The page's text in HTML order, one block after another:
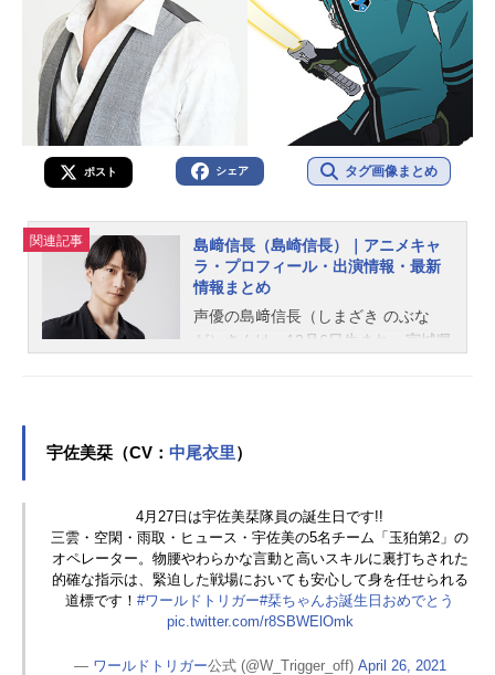
ポスト シェア タグ画像まとめ
関連記事
島﨑信長（島崎信長）｜アニメキャ
ラ・プロフィール・出演情報・最新
情報まとめ
声優の島﨑信長（しまざき のぶな
が）さんは、12月6日生まれ、宮城県
信長さんのオススメ記事をご紹介！
宇佐美栞（CV： 中尾衣里）
4月27日は宇佐美栞隊員の誕生日です!!
三雲・空閑・雨取・ヒュース・宇佐美の5名チーム「玉狛第2」の
オペレーター。物腰やわらかな言動と高いスキルに裏打ちされた
的確な指示は、緊迫した戦場においても安心して身を任せられる
道標です！#ワールドトリガー#栞ちゃんお誕生日おめでとう
pic.twitter.com/r8SBWElOmk
— ワールドトリガー公式 (@W_Trigger_off) April 26, 2021